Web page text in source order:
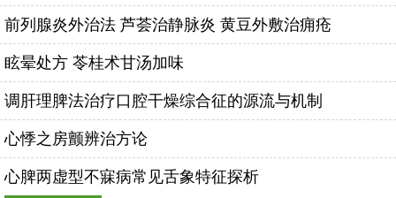
前列腺炎外治法 芦荟治静脉炎 黄豆外敷治痈疮
眩晕处方 苓桂术甘汤加味
调肝理脾法治疗口腔干燥综合征的源流与机制
心悸之房颤辨治方论
心脾两虚型不寐病常见舌象特征探析